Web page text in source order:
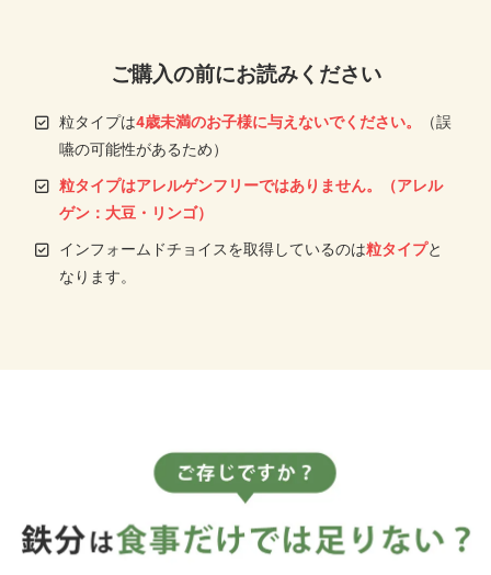
ご購入の前にお読みください
粒タイプは4歳未満のお子様に与えないでください。
（誤
嚥の可能性があるため）
粒タイプはアレルゲンフリーではありません。（アレル
ゲン：大豆・リンゴ）
インフォームドチョイスを取得しているのは粒タイプと
なります。